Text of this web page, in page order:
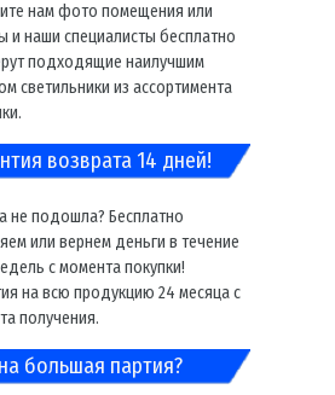
нам фото помещения или
и наши специалисты бесплатно
подходящие наилучшим
светильники из ассортимента
возврата 14 дней!
не подошла? Бесплатно
или вернем деньги в течение
с момента покупки!
на всю продукцию 24 месяца с
получения.
большая партия?